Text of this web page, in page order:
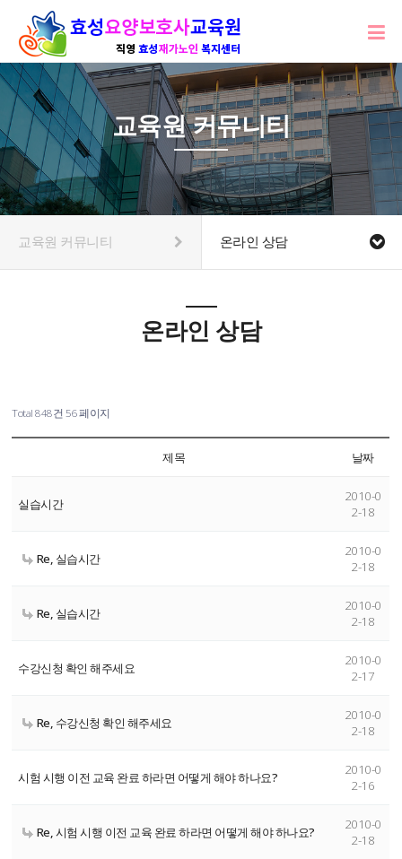
교육원 커뮤니티
교육원 커뮤니티 온라인 상담
온라인 상담
Total 848건 56 페이지
제목 날짜
실습시간
2010-0
2-18
Re, 실습시간
2010-0
2-18
Re, 실습시간
2010-0
2-18
수강신청 확인 해주세요
2010-0
2-17
Re, 수강신청 확인 해주세요
2010-0
2-18
시험 시행 이전 교육 완료 하라면 어떻게 해야 하나요?
2010-0
2-16
Re, 시험 시행 이전 교육 완료 하라면 어떻게 해야 하나요?
2010-0
2-18